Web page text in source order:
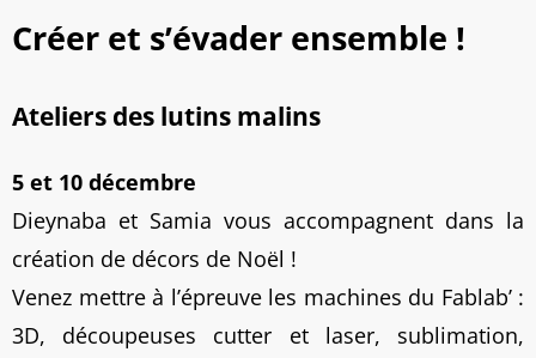
Créer et s’évader ensemble !
Ateliers des lutins malins
5 et 10 décembre
Dieynaba et Samia vous accompagnent dans la
création de décors de Noël !
Venez mettre à l’épreuve les machines du Fablab’ :
3D, découpeuses cutter et laser, sublimation,